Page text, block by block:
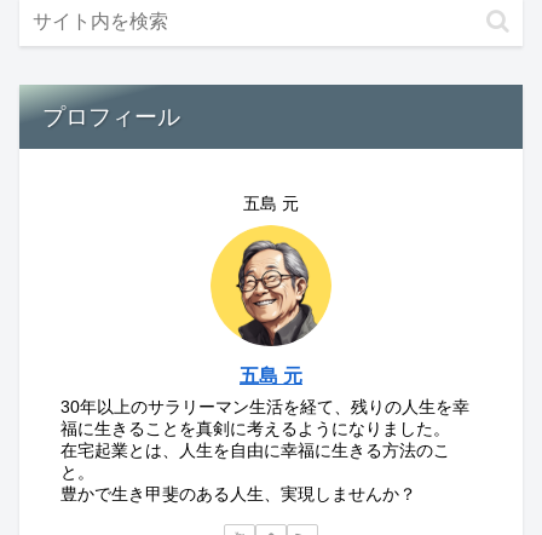
プロフィール
五島 元
五島 元
30年以上のサラリーマン生活を経て、残りの人生を幸
福に生きることを真剣に考えるようになりました。
在宅起業とは、人生を自由に幸福に生きる方法のこ
と。
豊かで生き甲斐のある人生、実現しませんか？